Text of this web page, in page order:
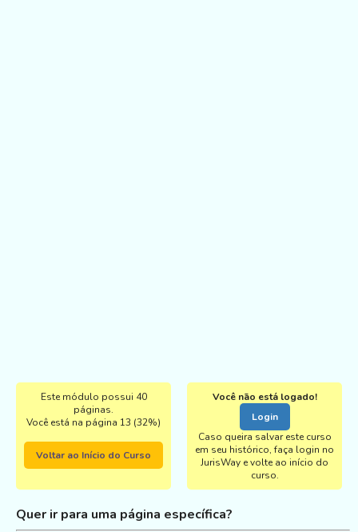
Este módulo possui 40
páginas.
Você está na página 13 (32%)
Voltar ao Início do Curso
Você não está logado!
Login
Caso queira salvar este curso
em seu histórico, faça login no
JurisWay e volte ao início do
curso.
Quer ir para uma página específica?